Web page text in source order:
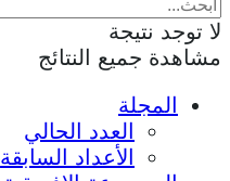
لا توجد نتيجة
مشاهدة جميع النتائج
المجلة
العدد الحالي
الأعداد السابقة